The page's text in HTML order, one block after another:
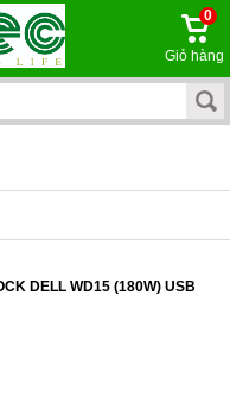
0
Giỏ hàng
DELL WD15 (180W) USB